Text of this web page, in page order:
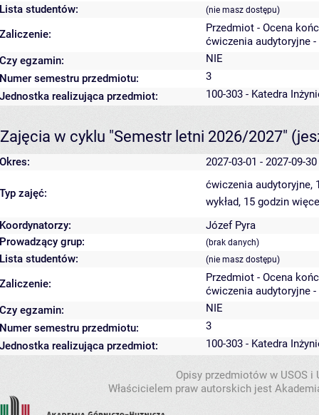
Lista studentów: (nie masz dostępu)
Zaliczenie:
Przedmiot - Ocena
ćwiczenia audytoryjne
Czy egzamin:
NIE
Numer semestru przedmiotu:
3
Jednostka realizująca przedmiot:
100-303 - Katedra
Zajęcia w cyklu "Semestr letni 2026/2027"
Okres: 2027-03-01 - 2027-09-30
Typ zajęć:
ćwiczenia audytoryjne,
wykład, 15 godzin
Koordynatorzy:
Józef Pyra
Prowadzący grup:
(brak danych)
Lista studentów: (nie masz dostępu)
Zaliczenie:
Przedmiot - Ocena
ćwiczenia audytoryjne
Czy egzamin:
NIE
Numer semestru przedmiotu:
3
Jednostka realizująca przedmiot:
100-303 - Katedra
Opisy przedmiotów w USOS
Właścicielem praw autorskich jest